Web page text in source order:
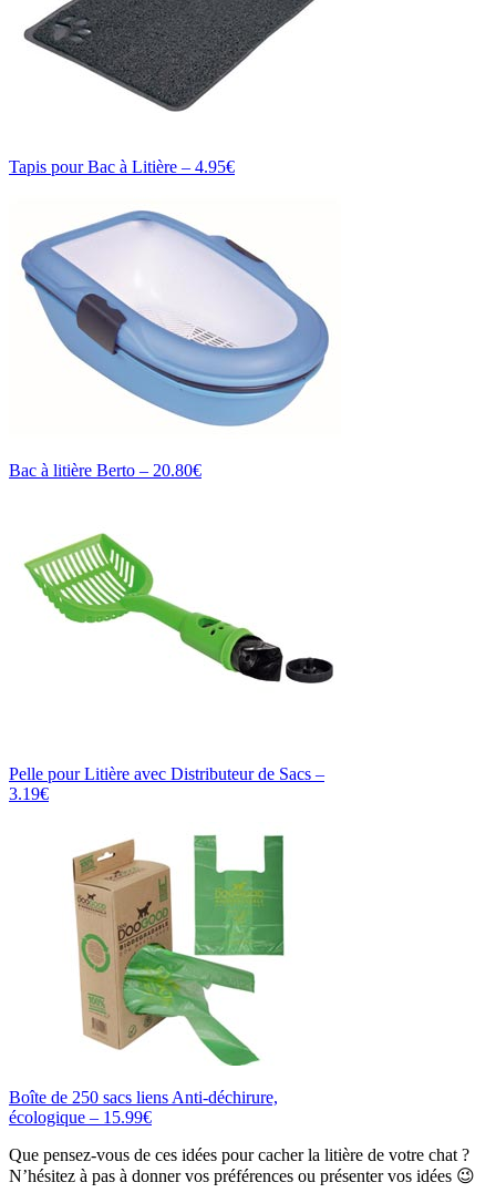
Tapis pour Bac à Litière – 4.95€
Bac à litière Berto – 20.80€
Pelle pour Litière avec Distributeur de Sacs –
3.19€
Boîte de 250 sacs liens Anti-déchirure,
écologique – 15.99€
Que pensez-vous de ces idées pour cacher la litière de votre chat ?
N’hésitez à pas à donner vos préférences ou présenter vos idées 😉